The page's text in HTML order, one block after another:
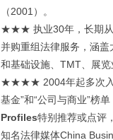
（2001）。
★★★ 执业30年，长期从
并购重组法律服务，涵
和基础设施、TMT、展览
★★★★ 2004年起多次
基金”和“公司与商业”榜
Profiles特别推荐或点评
知名法律媒体China